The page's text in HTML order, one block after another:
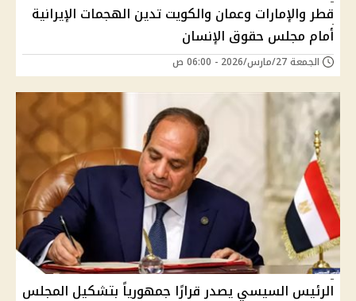
قطر والإمارات وعمان والكويت تدين الهجمات الإيرانية
أمام مجلس حقوق الإنسان
الجمعة 27/مارس/2026 - 06:00 ص
الرئيس السيسي يصدر قرارًا جمهورياً بتشكيل المجلس